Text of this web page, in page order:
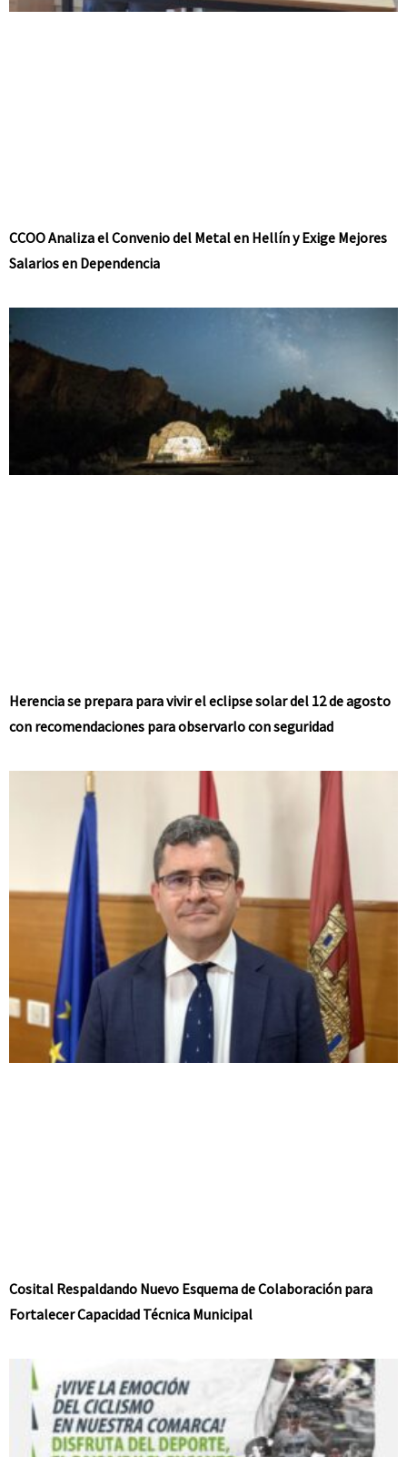
CCOO Analiza el Convenio del Metal en Hellín y Exige Mejores
Salarios en Dependencia
Herencia se prepara para vivir el eclipse solar del 12 de agosto
con recomendaciones para observarlo con seguridad
Cosital Respaldando Nuevo Esquema de Colaboración para
Fortalecer Capacidad Técnica Municipal